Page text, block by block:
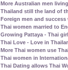
More Australian men
Thailand still the land of
Foreign men and success
Thai women married to
Growing Pattaya - Thai
Thai Love - Love in
More Thai women use
Thai women in
Thai Dating allows Thai